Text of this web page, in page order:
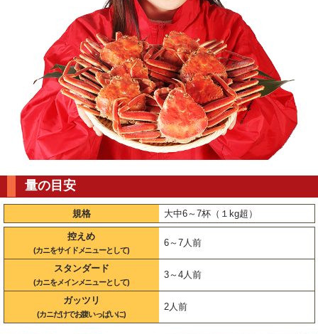
量の目安
規格 大中6～7杯（１kg超）
控えめ
(カニをサイドメニューとして)
6～7人前
スタンダード
(カニをメインメニューとして)
3～4人前
ガッツリ
(カニだけでお腹いっぱいに)
2人前